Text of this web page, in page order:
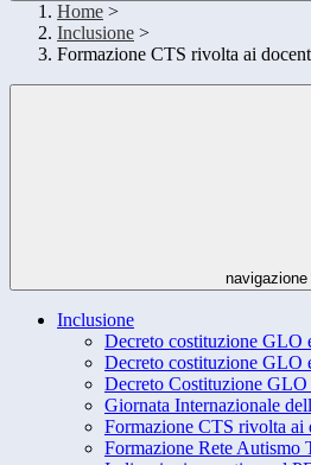
Home >
Inclusione >
Formazione CTS rivolta ai
navigazione
Inclusione
Decreto costituzione GLO
Decreto costituzione GLO
Decreto Costituzione
Giornata Internazionale
Formazione CTS rivolta ai
Formazione Rete Autismo